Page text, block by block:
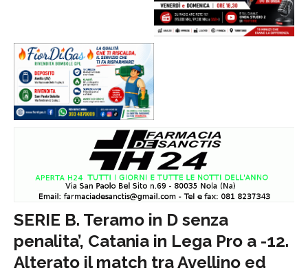
SERIE B. Teramo in D senza
penalita’, Catania in Lega Pro a -12.
Alterato il match tra Avellino ed